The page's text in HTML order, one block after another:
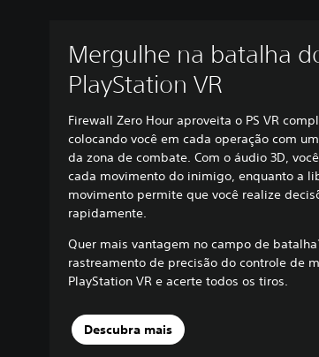
Mergulhe na batalha
PlayStation VR
Firewall Zero Hour aproveita o PS VR
colocando você em cada operação com
da zona de combate. Com o áudio 3D,
cada movimento do inimigo, enquanto a
movimento permite que você realize
rapidamente.
Quer mais vantagem no campo de
rastreamento de precisão do controle de
PlayStation VR e acerte todos os tiros.
Descubra mais